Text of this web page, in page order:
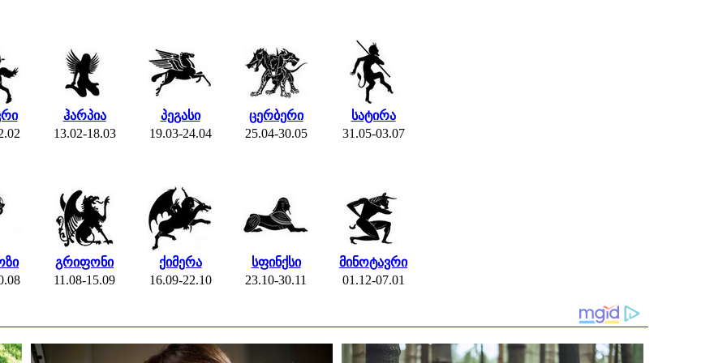
ჰარპია პეგასი ცერბერი
სატირა
13.02-18.03 19.03-24.04 25.04-30.05 31.05-03.07
გრიფონი ქიმერა სფინქსი
მინოტავრი
11.08-15.09 16.09-22.10 23.10-30.11 01.12-07.01